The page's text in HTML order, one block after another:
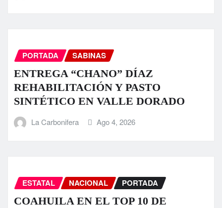
PORTADA SABINAS
ENTREGA “CHANO” DÍAZ
REHABILITACIÓN Y PASTO
SINTÉTICO EN VALLE DORADO
La Carbonifera Ago 4, 2026
ESTATAL NACIONAL PORTADA
COAHUILA EN EL TOP 10 DE